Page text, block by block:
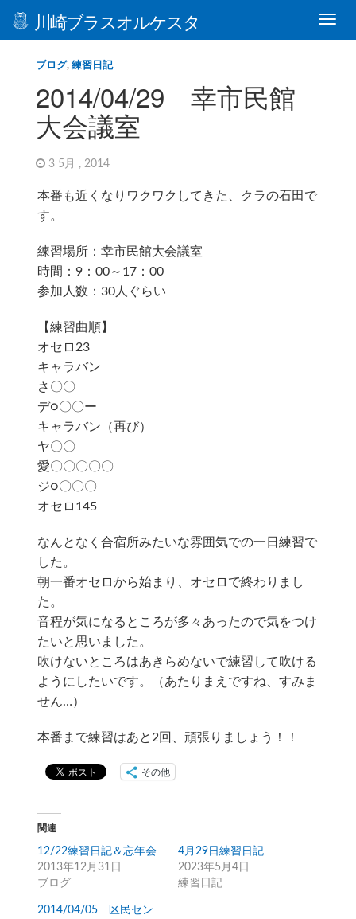
川崎ブラスオルケスタ
ブログ, 練習日記
2014/04/29 幸市民館
大会議室
3 5月 , 2014
本番も近くなりワクワクしてきた、クラの石田で
す。
練習場所：幸市民館大会議室
時間：9：00～17：00
参加人数：30人ぐらい
【練習曲順】
オセロ23
キャラバン
さ〇〇
デ○〇〇ー
キャラバン（再び）
ヤ〇〇
愛〇〇〇〇〇
ジ○〇〇〇
オセロ145
なんとなく合宿所みたいな雰囲気での一日練習で
した。
朝一番オセロから始まり、オセロで終わりまし
た。
音程が気になるところが多々あったので気をつけ
たいと思いました。
吹けないところはあきらめないで練習して吹ける
ようにしたいです。（あたりまえですね、すみま
せん…）
本番まで練習はあと2回、頑張りましょう！！
その他
関連
12/22練習日記＆忘年会
2013年12月31日
ブログ
4月29日練習日記
2023年5月4日
練習日記
2014/04/05 区民セン